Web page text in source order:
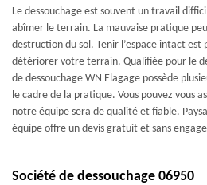
Le dessouchage est souvent un travail
abîmer le terrain. La mauvaise pratique
destruction du sol. Tenir l’espace intact est
détériorer votre terrain. Qualifiée pour le
de dessouchage WN Elagage possède
le cadre de la pratique. Vous pouvez vous
notre équipe sera de qualité et fiable.
équipe offre un devis gratuit et sans
Société de dessouchage 06950